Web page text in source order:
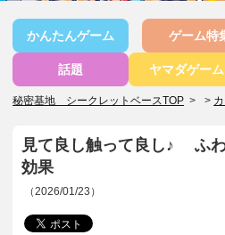
かんたんゲーム ゲーム特
話題 ヤマダゲーム
秘密基地 シークレットベースTOP >
見て良し触って良し♪ ふ
効果
（2026/01/23）